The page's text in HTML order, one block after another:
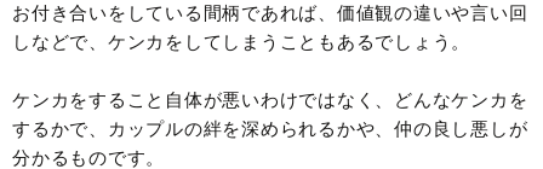
お付き合いをしている間柄であれば、価値観の違いや言い回
しなどで、ケンカをしてしまうこともあるでしょう。
ケンカをすること自体が悪いわけではなく、どんなケンカを
するかで、カップルの絆を深められるかや、仲の良し悪しが
分かるものです。